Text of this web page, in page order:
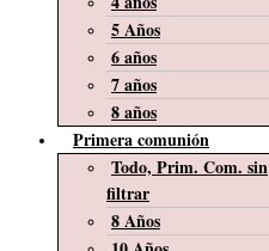
5 Años
6 años
7 años
8 años
Primera comunión
Todo, Prim. Com. sin
filtrar
8 Años